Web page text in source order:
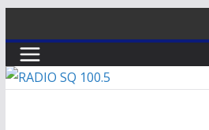
al
contenido